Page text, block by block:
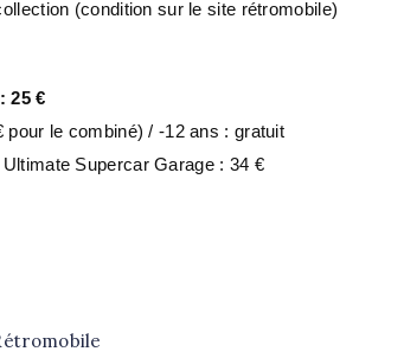
(condition sur le site rétromobile)
25 €
le combiné) / -12 ans : gratuit
Supercar Garage : 34 €